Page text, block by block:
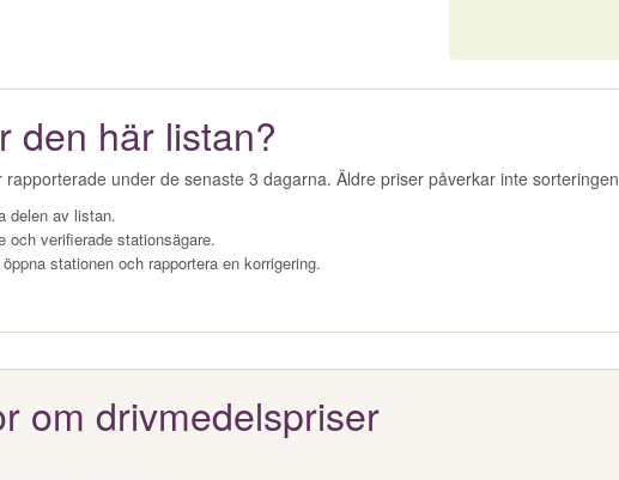
den här listan?
under de senaste 3 dagarna. Äldre priser påverkar inte
delen av listan.
och verifierade stationsägare.
stationen och rapportera en korrigering.
om drivmedelspriser